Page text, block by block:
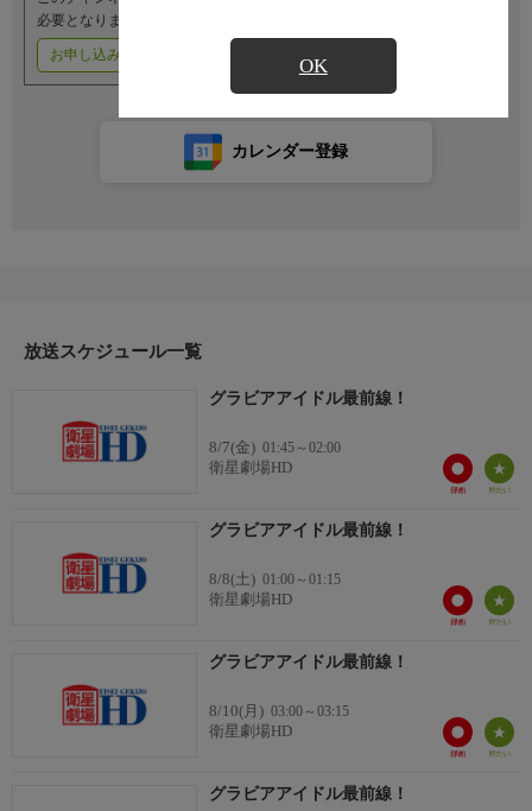
OK
必要となります。
お申し込みはこちら
カレンダー登録
放送スケジュール一覧
グラビアアイドル最前線！
8/7(金) 01:45～02:00
衛星劇場HD
グラビアアイドル最前線！
8/8(土) 01:00～01:15
衛星劇場HD
グラビアアイドル最前線！
8/10(月) 03:00～03:15
衛星劇場HD
グラビアアイドル最前線！